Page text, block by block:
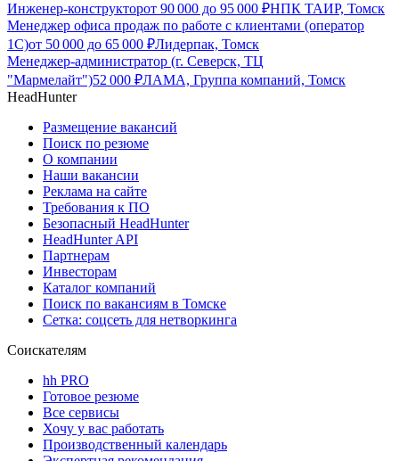
Инженер-конструкторот 90 000 до 95 000 ₽НПК ТАИР, Томск
Менеджер офиса продаж по работе с клиентами (оператор
1С)от 50 000 до 65 000 ₽Лидерпак, Томск
Менеджер-администратор (г. Северск, ТЦ
"Мармелайт")52 000 ₽ЛАМА, Группа компаний, Томск
HeadHunter
Размещение вакансий
Поиск по резюме
О компании
Наши вакансии
Реклама на сайте
Требования к ПО
Безопасный HeadHunter
HeadHunter API
Партнерам
Инвесторам
Каталог компаний
Поиск по вакансиям в Томске
Сетка: соцсеть для нетворкинга
Соискателям
hh PRO
Готовое резюме
Все сервисы
Хочу у вас работать
Производственный календарь